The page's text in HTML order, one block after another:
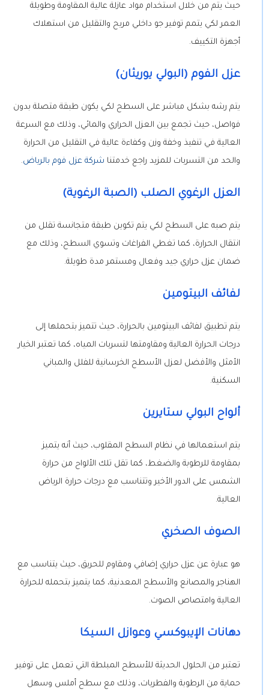
حيث يتم من خلال استخدام مواد عازلة عالية المقاومة وطويلة
العمر لكي يتمم توفير جو داخلي مريح والتقليل من استهلاك
أجهزة التكييف.
عزل الفوم (البولي يوريثان)
يتم رشه بشكل مباشر على السطح لكي يكون طبقة متصلة بدون
فواصل، حيث تجمع بين العزل الحراري والمائي، وذلك مع السرعة
العالية في تنفيذ وخفة وزن وكفاءة عالية في التقليل من الحرارة
والحد من التسربات للمزيد راجع خدمتنا شركة عزل فوم بالرياض.
العزل الرغوي الصلب (الصبة الرغوية)
يتم صبه على السطح لكي يتم تكوين طبقة متجانسة تقلل من
انتقال الحرارة، كما تغطي الفراغات وتسوي السطح، وذلك مع
ضمان عزل حراري جيد وفعال ومستمر مدة طويلة.
لفائف البيتومين
يتم تطبيق لفائف البيتومين بالحرارة، حيث تتميز بتحملها إلى
درجات الحرارة العالية ومقاومتها لتسربات المياه، كما تعتبر الخيار
الأمثل والأفضل لعزل الأسطح الخرسانية للفلل والمباني
السكنية.
ألواح البولي ستايرين
يتم استعمالها في نظام السطح المقلوب، حيث أنه يتميز
بمقاومة للرطوبة والضغط، كما تقل تلك الألواح من حرارة
الشمس على الدور الأخير وتتناسب مع درجات حرارة الرياض
العالية.
الصوف الصخري
هو عبارة عن عزل حراري إضافي ومقاوم للحريق، حيث يتناسب مع
الهناجر والمصانع والأسطح المعدنية، كما يتميز بتحمله للحرارة
العالية وامتصاص الصوت.
دهانات الإيبوكسي وعوازل السيكا
تعتبر من الحلول الحديثة للأسطح المبلطة التي تعمل على توفير
حماية من الرطوبة والفطريات، وذلك مع سطح أملس وسهل